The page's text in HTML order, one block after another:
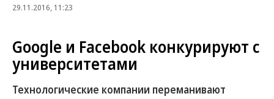
29.11.2016, 11:23
Google и Facebook конкурируют с
университетами
Технологические компании переманивают